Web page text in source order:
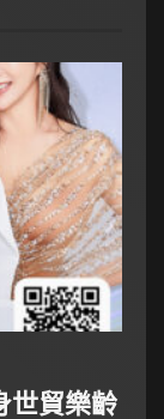
世貿樂齡